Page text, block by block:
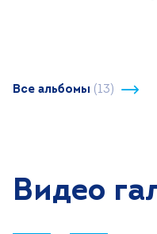
Все альбомы (13)
Видео